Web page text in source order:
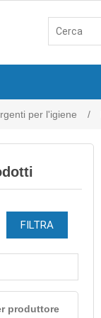
per l'igiene /
FILTRA
produttore